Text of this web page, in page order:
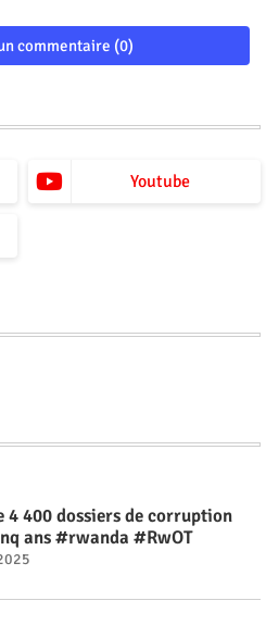
commentaire (0)
Youtube
4 400 dossiers de corruption
ans #rwanda #RwOT